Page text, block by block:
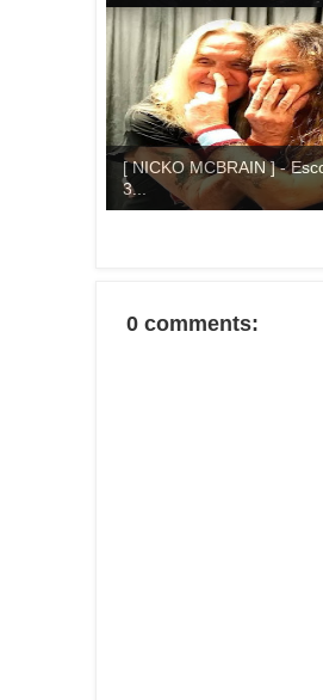
[ NICKO MCBRAIN ] -
3...
0 comments: